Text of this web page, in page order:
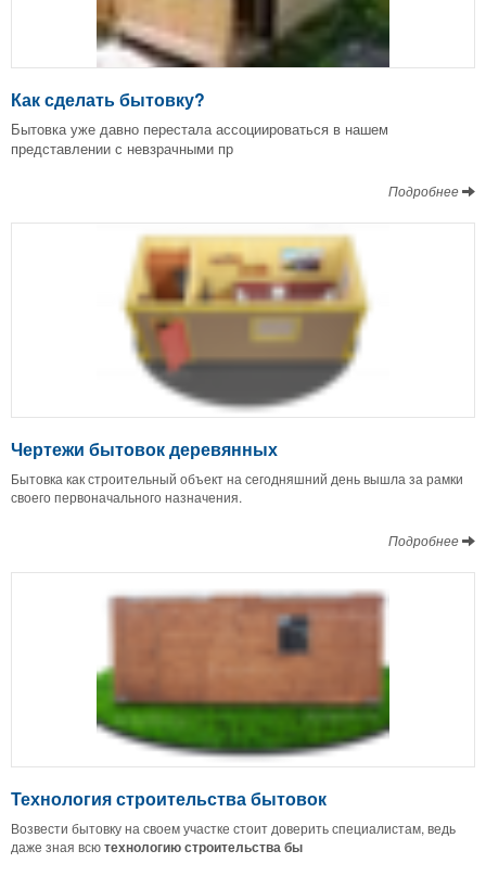
Как сделать бытовку?
Бытовка уже давно перестала ассоциироваться в нашем
представлении с невзрачными пр
Подробнее
Чертежи бытовок деревянных
Бытовка как строительный объект на сегодняшний день вышла за рамки
своего первоначального назначения.
Подробнее
Технология строительства бытовок
Возвести бытовку на своем участке стоит доверить специалистам, ведь
даже зная всютехнологию строительства бы